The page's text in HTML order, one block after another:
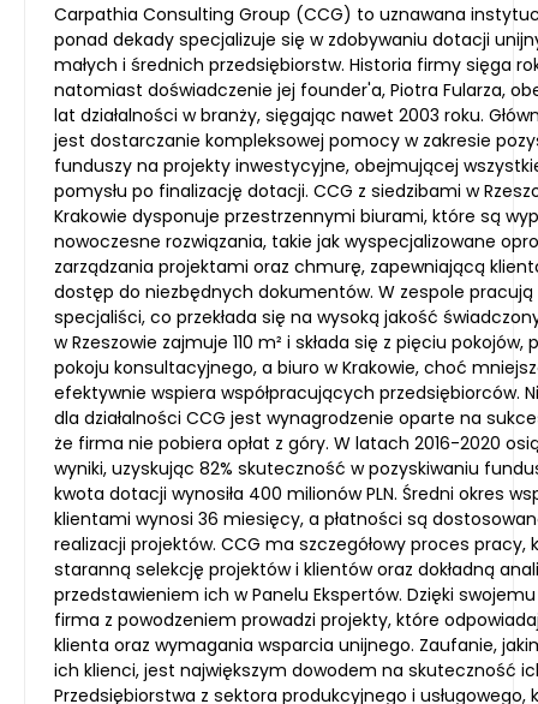
Carpathia Consulting Group (CCG) to uznawana
ponad dekady specjalizuje się w zdobywaniu dotacji
małych i średnich przedsiębiorstw. Historia firmy sięga
natomiast doświadczenie jej founder'a, Piotra Fularza,
lat działalności w branży, sięgając nawet 2003 roku.
jest dostarczanie kompleksowej pomocy w zakresie
funduszy na projekty inwestycyjne, obejmującej
pomysłu po finalizację dotacji. CCG z siedzibami w
Krakowie dysponuje przestrzennymi biurami, które są
nowoczesne rozwiązania, takie jak wyspecjalizowane
zarządzania projektami oraz chmurę, zapewniającą
dostęp do niezbędnych dokumentów. W zespole
specjaliści, co przekłada się na wysoką jakość
w Rzeszowie zajmuje 110 m² i składa się z pięciu pokojów,
pokoju konsultacyjnego, a biuro w Krakowie, choć
efektywnie wspiera współpracujących przedsiębiorców.
dla działalności CCG jest wynagrodzenie oparte na
że firma nie pobiera opłat z góry. W latach 2016-2020
wyniki, uzyskując 82% skuteczność w pozyskiwaniu
kwota dotacji wynosiła 400 milionów PLN. Średni okres
klientami wynosi 36 miesięcy, a płatności są
realizacji projektów. CCG ma szczegółowy proces pracy,
staranną selekcję projektów i klientów oraz dokładną
przedstawieniem ich w Panelu Ekspertów. Dzięki
firma z powodzeniem prowadzi projekty, które
klienta oraz wymagania wsparcia unijnego. Zaufanie,
ich klienci, jest największym dowodem na skuteczność
Przedsiębiorstwa z sektora produkcyjnego i usługowego,